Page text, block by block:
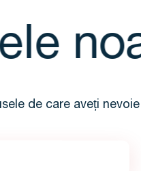
de care aveți nevoie